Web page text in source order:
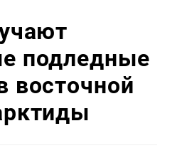
подледные
восточной